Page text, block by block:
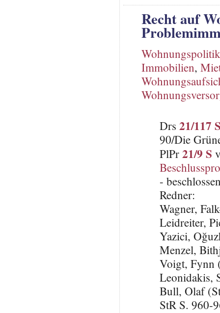
Recht auf
Wohnungspolitik
Immobilien,
Drs 21/117
90/Die
PlPr21/9 S
-
Redner:
Wagner,
Leidreiter,
Yazici,
Menzel,
Voigt, Fynn
Leonidakis,
Bull, Olaf
StR S. 960-